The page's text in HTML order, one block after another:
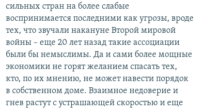
сильных стран на более слабые
воспринимается последними как угрозы, вроде
тех, что звучали накануне Второй мировой
войны – еще 20 лет назад такие ассоциации
были бы немыслимы. Да и сами более мощные
экономики не горят желанием спасать тех,
кто, по их мнению, не может навести порядок
в собственном доме. Взаимное недоверие и
гнев растут с устрашающей скоростью и еще